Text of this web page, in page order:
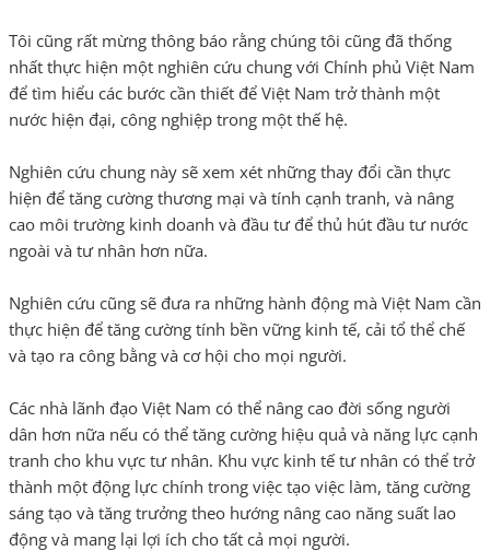
Tôi cũng rất mừng thông báo rằng chúng tôi cũng đã thống
nhất thực hiện một nghiên cứu chung với Chính phủ Việt Nam
để tìm hiểu các bước cần thiết để Việt Nam trở thành một
nước hiện đại, công nghiệp trong một thế hệ.
Nghiên cứu chung này sẽ xem xét những thay đổi cần thực
hiện để tăng cường thương mại và tính cạnh tranh, và nâng
cao môi trường kinh doanh và đầu tư để thủ hút đầu tư nước
ngoài và tư nhân hơn nữa.
Nghiên cứu cũng sẽ đưa ra những hành động mà Việt Nam cần
thực hiện để tăng cường tính bền vững kinh tế, cải tổ thể chế
và tạo ra công bằng và cơ hội cho mọi người.
Các nhà lãnh đạo Việt Nam có thể nâng cao đời sống người
dân hơn nữa nếu có thể tăng cường hiệu quả và năng lực cạnh
tranh cho khu vực tư nhân. Khu vực kinh tế tư nhân có thể trở
thành một động lực chính trong việc tạo việc làm, tăng cường
sáng tạo và tăng trưởng theo hướng nâng cao năng suất lao
động và mang lại lợi ích cho tất cả mọi người.